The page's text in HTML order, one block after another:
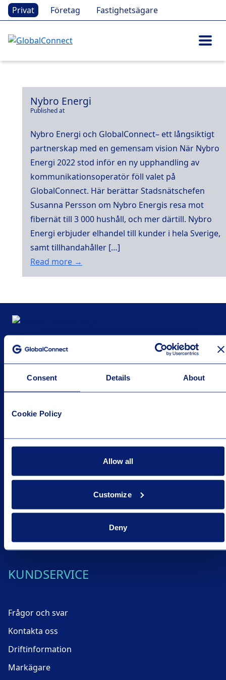
Consent Details About
Cookie Policy
Allow all
Customize
Deny
Privat Företag Fastighetsägare
Nybro Energi
Published at
Nybro Energi och GlobalConnect– ett långsiktigt
partnerskap med en gemensam vision När Nybro
Energi 2022 stod inför en ny upphandling av
kommunikationsoperatör föll valet på
GlobalConnect. Här berättar Stadsnätschefen
Susanna Persson om Nybro Energis resa mot
fibernät till 3 000 hushåll, och mer därtill. Nybro
Energi erbjuder elhandel till kunder i hela Sverige,
samt tillhandahåller […]
Read more →
GLOBALCONNECT
EU-finansierade projekt
KÖPINFORMATION
Allmänna villkor
KUNDSERVICE
Frågor och svar
Kontakta oss
Driftinformation
Markägare